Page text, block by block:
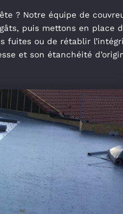
? Notre équipe de
puis mettons en place
fuites ou de rétablir
et son étanchéité